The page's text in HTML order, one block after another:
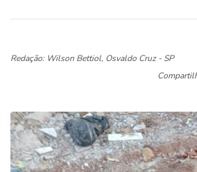
Redação: Wilson Bettiol, Osvaldo Cruz - SP